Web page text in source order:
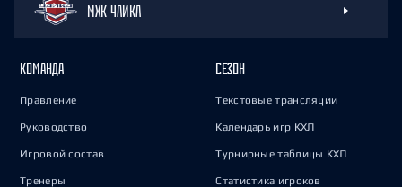
МХК ЧАЙКА
КОМАНДА
Правление
Руководство
Игровой состав
Тренеры
СЕЗОН
Текстовые трансляции
Календарь игр КХЛ
Турнирные таблицы КХЛ
Статистика игроков